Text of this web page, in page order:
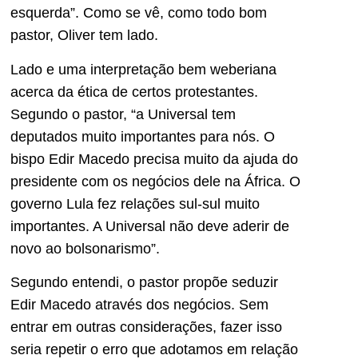
esquerda”. Como se vê, como todo bom
pastor, Oliver tem lado.
Lado e uma interpretação bem weberiana
acerca da ética de certos protestantes.
Segundo o pastor, “a Universal tem
deputados muito importantes para nós. O
bispo Edir Macedo precisa muito da ajuda do
presidente com os negócios dele na África. O
governo Lula fez relações sul-sul muito
importantes. A Universal não deve aderir de
novo ao bolsonarismo”.
Segundo entendi, o pastor propõe seduzir
Edir Macedo através dos negócios. Sem
entrar em outras considerações, fazer isso
seria repetir o erro que adotamos em relação